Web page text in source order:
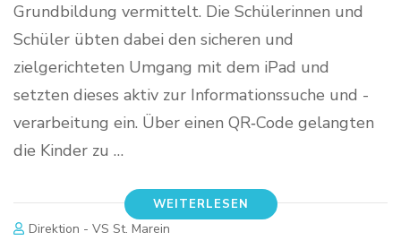
Grundbildung vermittelt. Die Schülerinnen und
Schüler übten dabei den sicheren und
zielgerichteten Umgang mit dem iPad und
setzten dieses aktiv zur Informationssuche und -
verarbeitung ein. Über einen QR‑Code gelangten
die Kinder zu …
WEITERLESEN
Direktion - VS St. Marein